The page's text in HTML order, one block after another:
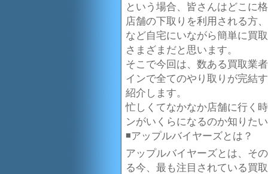
という場合、皆さんはどこに
店舗の下取りを利用される方
など自宅にいながら簡単に買
さまざまだと思います。
そこで今回は、数ある買取業
インで全てのやり取りが完結
紹介します。
忙しくてなかなか店舗に行く
ンがいくらになるのか知りた
◾️アップルバイヤーズとは？
アップルバイヤーズとは、そ
る今、最も注目されている買